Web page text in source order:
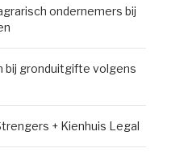
ondernemers bij
bij gronduitgifte volgens
+ Kienhuis Legal